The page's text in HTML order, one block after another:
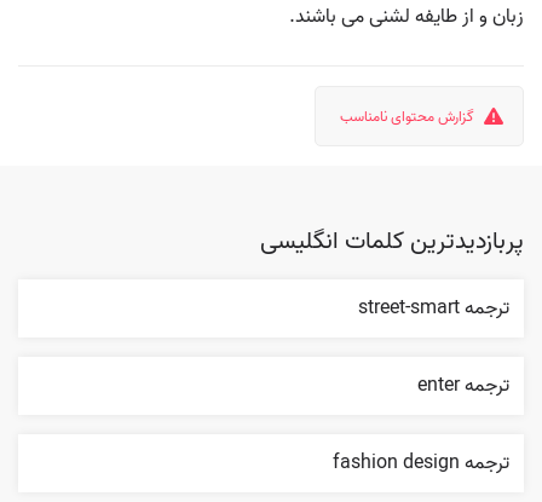
زبان و از طایفه لشنی می باشند.
گزارش محتوای نامناسب
پربازدیدترین کلمات انگلیسی
ترجمه street-smart
ترجمه enter
ترجمه fashion design